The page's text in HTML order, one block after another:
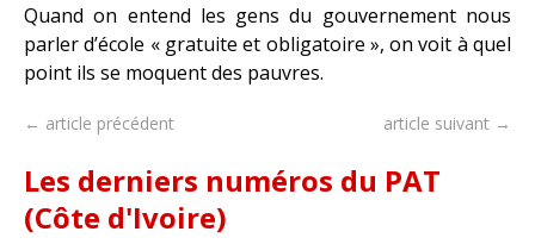
Quand on entend les gens du gouvernement nous
parler d’école « gratuite et obligatoire », on voit à quel
point ils se moquent des pauvres.
← article précédent article suivant →
Les derniers numéros du PAT
(Côte d'Ivoire)